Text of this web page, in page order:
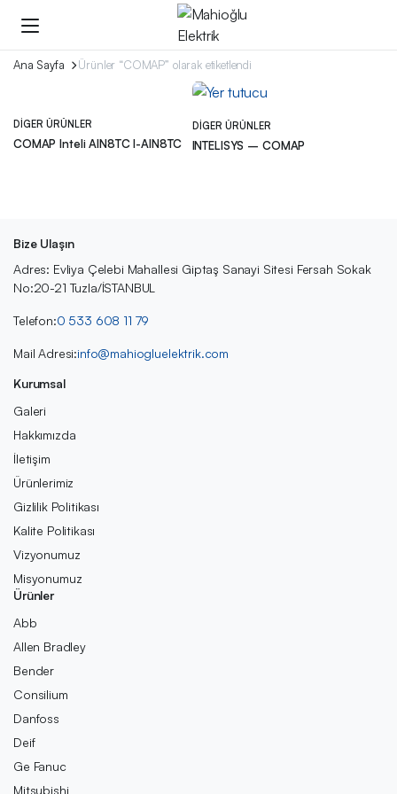
Ana Sayfa Ürünler “COMAP” olarak etiketlendi
DIGER ÜRÜNLER
COMAP Inteli AIN8TC I-AIN8TC
DIGER ÜRÜNLER
INTELISYS – COMAP
Bize Ulaşın
Adres: Evliya Çelebi Mahallesi Giptaş Sanayi Sitesi Fersah Sokak
No:20-21 Tuzla/İSTANBUL
Telefon:0 533 608 11 79
Mail Adresi:info@mahiogluelektrik.com
Kurumsal
Galeri
Hakkımızda
İletişim
Ürünlerimiz
Gizlilik Politikası
Kalite Politikası
Vizyonumuz
Misyonumuz
Ürünler
Abb
Allen Bradley
Bender
Consilium
Danfoss
Deif
Ge Fanuc
Mitsubishi